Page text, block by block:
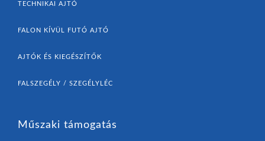
TECHNIKAI AJTÓ
FALON KÍVÜL FUTÓ AJTÓ
AJTÓK ÉS KIEGÉSZÍTŐK
FALSZEGÉLY / SZEGÉLYLÉC
Műszaki támogatás